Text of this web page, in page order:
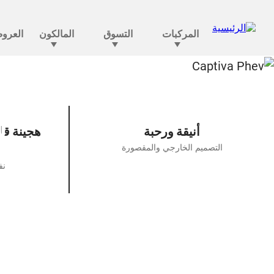
أنيقة ورحبة
التصميم الخارجي والمقصورة
هجينة